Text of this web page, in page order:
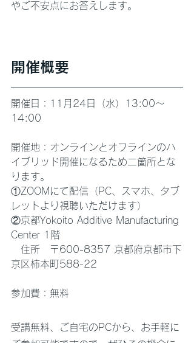
やご不安点にお答えします。
開催概要
開催日：11月24日（水）13:00〜
14:00
開催地：オンラインとオフラインのハ
イブリッド開催になるため二箇所とな
ります。
①ZOOMにて配信（PC、スマホ、タブ
レットより視聴いただけます）
②京都Yokoito Additive Manufacturing
Center 1階
住所　〒600-8357 京都府京都市下
京区柿本町588-22
​参加費：無料
受講無料、ご自宅のPCから、お手軽に